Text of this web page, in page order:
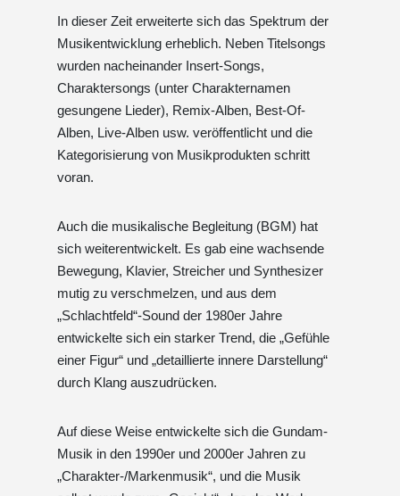
In dieser Zeit erweiterte sich das Spektrum der
Musikentwicklung erheblich. Neben Titelsongs
wurden nacheinander Insert-Songs,
Charaktersongs (unter Charakternamen
gesungene Lieder), Remix-Alben, Best-Of-
Alben, Live-Alben usw. veröffentlicht und die
Kategorisierung von Musikprodukten schritt
voran.
Auch die musikalische Begleitung (BGM) hat
sich weiterentwickelt. Es gab eine wachsende
Bewegung, Klavier, Streicher und Synthesizer
mutig zu verschmelzen, und aus dem
„Schlachtfeld“-Sound der 1980er Jahre
entwickelte sich ein starker Trend, die „Gefühle
einer Figur“ und „detaillierte innere Darstellung“
durch Klang auszudrücken.
Auf diese Weise entwickelte sich die Gundam-
Musik in den 1990er und 2000er Jahren zu
„Charakter-/Markenmusik“, und die Musik